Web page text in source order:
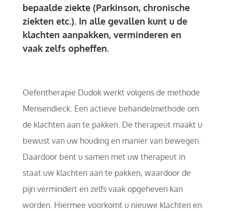
bepaalde ziekte (Parkinson, chronische
ziekten etc.). In alle gevallen kunt u de
klachten aanpakken, verminderen en
vaak zelfs opheffen.
Oefentherapie Dudok werkt volgens de methode
Mensendieck. Een actieve behandelmethode om
de klachten aan te pakken. De therapeut maakt u
bewust van uw houding en manier van bewegen.
Daardoor bent u samen met uw therapeut in
staat uw klachten aan te pakken, waardoor de
pijn vermindert en zelfs vaak opgeheven kan
worden. Hiermee voorkomt u nieuwe klachten en